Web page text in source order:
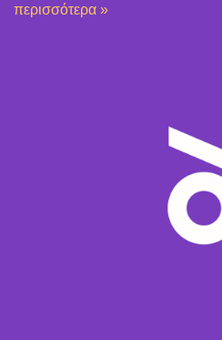
περισσότερα »